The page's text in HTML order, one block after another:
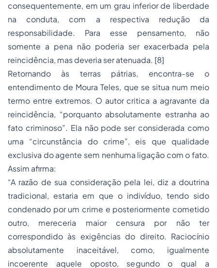
consequentemente, em um grau inferior de liberdade
na conduta, com a respectiva redução da
responsabilidade. Para esse pensamento, não
somente a pena não poderia ser exacerbada pela
reincidência, mas deveria ser atenuada. [8]
Retornando às terras pátrias, encontra-se o
entendimento de Moura Teles, que se situa num meio
termo entre extremos. O autor critica a agravante da
reincidência, “porquanto absolutamente estranha ao
fato criminoso”. Ela não pode ser considerada como
uma “circunstância do crime”, eis que qualidade
exclusiva do agente sem nenhuma ligação com o fato.
Assim afirma:
“A razão de sua consideração pela lei, diz a doutrina
tradicional, estaria em que o indivíduo, tendo sido
condenado por um crime e posteriormente cometido
outro, mereceria maior censura por não ter
correspondido às exigências do direito. Raciocínio
absolutamente inaceitável, como, igualmente
incoerente aquele oposto, segundo o qual a